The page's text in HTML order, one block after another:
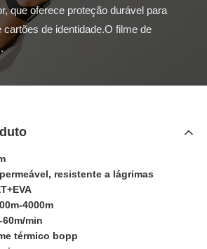
que oferece proteção durável para
de identidade.O filme de
resistente a lágrimas
4000m
60m/min
térmico bopp